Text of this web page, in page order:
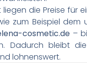
liegen die Preise für
zum Beispiel
cosmetic.de –
Dadurch bleibt
lohnenswert.